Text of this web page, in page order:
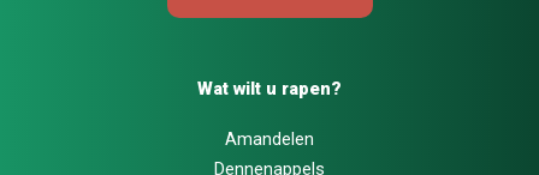
Wat wilt u rapen?
Amandelen
Dennenappels